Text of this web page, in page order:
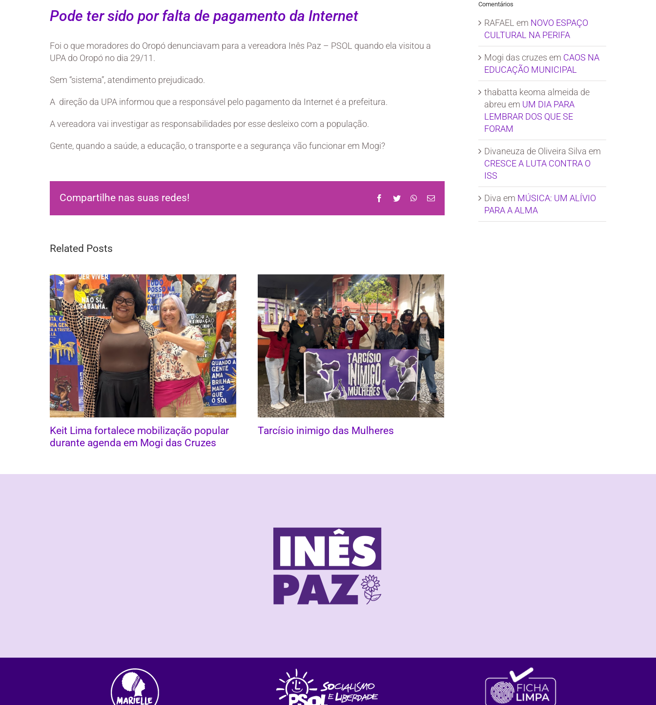
Pode ter sido por falta de pagamento da Internet
Foi o que moradores do Oropó denunciavam para a vereadora Inês Paz – PSOL quando ela visitou a
UPA do Oropó no dia 29/11.
Sem “sistema”, atendimento prejudicado.
A direção da UPA informou que a responsável pelo pagamento da Internet é a prefeitura.
A vereadora vai investigar as responsabilidades por esse desleixo com a população.
Gente, quando a saúde, a educação, o transporte e a segurança vão funcionar em Mogi?
Compartilhe nas suas redes! Facebook
Twitter WhatsApp
Email
Related Posts
Keit Lima fortalece mobilização popular
durante agenda em Mogi das Cruzes
Tarcísio inimigo das Mulheres
Comentários
RAFAEL em NOVO ESPAÇO
CULTURAL NA PERIFA
Mogi das cruzes em CAOS NA
EDUCAÇÃO MUNICIPAL
thabatta keoma almeida de
abreu em UM DIA PARA
LEMBRAR DOS QUE SE
FORAM
Divaneuza de Oliveira Silva em
CRESCE A LUTA CONTRA O
ISS
Diva em MÚSICA: UM ALÍVIO
PARA A ALMA